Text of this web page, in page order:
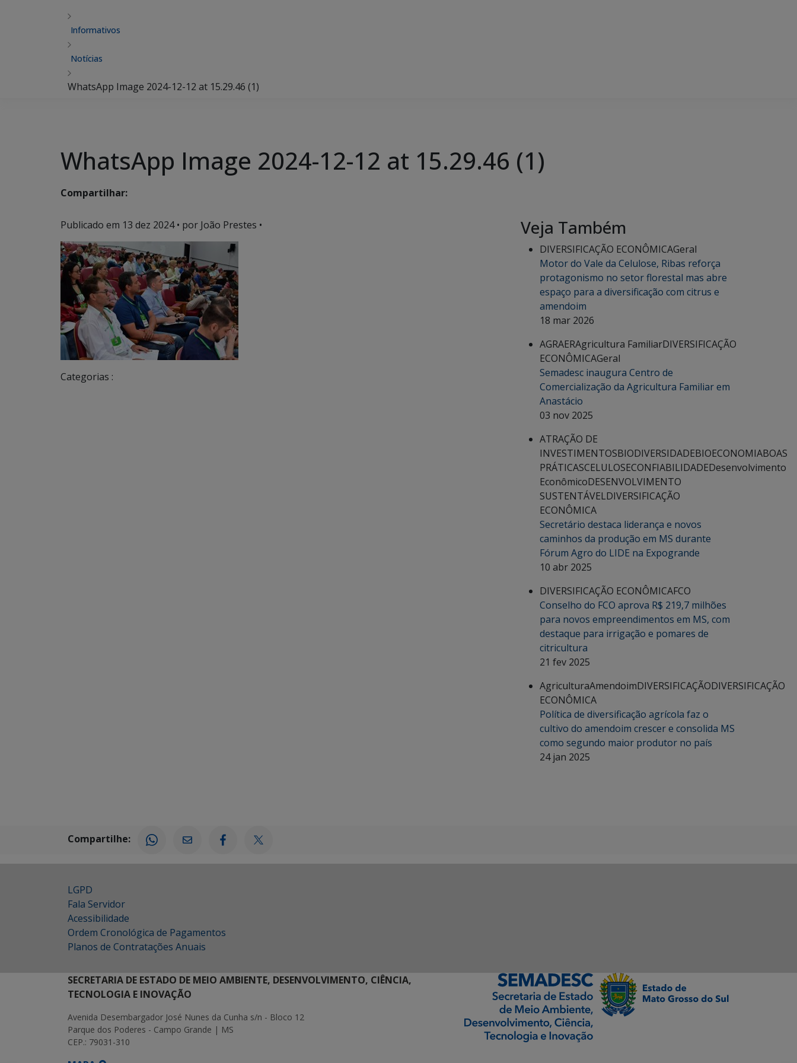
Informativos
Notícias
WhatsApp Image 2024-12-12 at 15.29.46 (1)
WhatsApp Image 2024-12-12 at 15.29.46 (1)
Compartilhar:
Publicado em 13 dez 2024• por João Prestes •
Categorias :
Veja Também
DIVERSIFICAÇÃO ECONÔMICAGeral
Motor do Vale da Celulose, Ribas reforça
protagonismo no setor florestal mas abre
espaço para a diversificação com citrus e
amendoim
18 mar 2026
AGRAERAgricultura FamiliarDIVERSIFICAÇÃO
ECONÔMICAGeral
Semadesc inaugura Centro de
Comercialização da Agricultura Familiar em
Anastácio
03 nov 2025
ATRAÇÃO DE
INVESTIMENTOSBIODIVERSIDADEBIOECONOMIABOAS
PRÁTICASCELULOSECONFIABILIDADEDesenvolvimento
EconômicoDESENVOLVIMENTO
SUSTENTÁVELDIVERSIFICAÇÃO
ECONÔMICA
Secretário destaca liderança e novos
caminhos da produção em MS durante
Fórum Agro do LIDE na Expogrande
10 abr 2025
DIVERSIFICAÇÃO ECONÔMICAFCO
Conselho do FCO aprova R$ 219,7 milhões
para novos empreendimentos em MS, com
destaque para irrigação e pomares de
citricultura
21 fev 2025
AgriculturaAmendoimDIVERSIFICAÇÃODIVERSIFICAÇÃO
ECONÔMICA
Política de diversificação agrícola faz o
cultivo do amendoim crescer e consolida MS
como segundo maior produtor no país
24 jan 2025
Compartilhe:
LGPD
Fala Servidor
Acessibilidade
Ordem Cronológica de Pagamentos
Planos de Contratações Anuais
SECRETARIA DE ESTADO DE MEIO AMBIENTE, DESENVOLVIMENTO, CIÊNCIA,
TECNOLOGIA E INOVAÇÃO
Avenida Desembargador José Nunes da Cunha s/n - Bloco 12
Parque dos Poderes - Campo Grande | MS
CEP.: 79031-310